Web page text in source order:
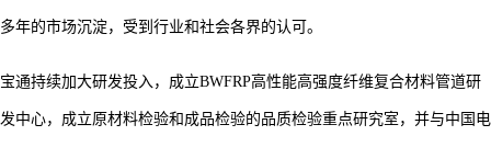
多年的市场沉淀，受到行业和社会各界的认可。
宝通持续加大研发投入，成立BWFRP高性能高强度纤维复合材料管道研
发中心，成立原材料检验和成品检验的品质检验重点研究室，并与中国电